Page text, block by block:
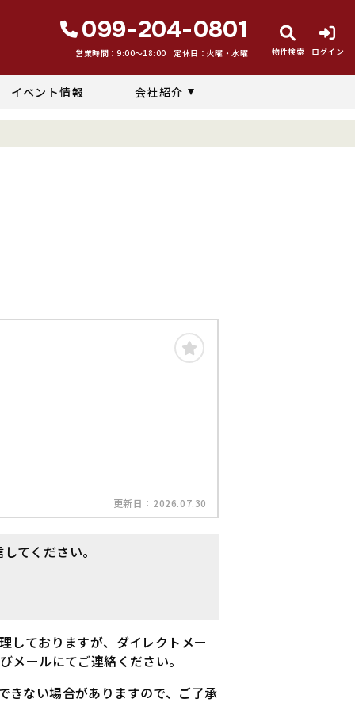
099-204-0801
営業時間：9:00〜18:00 定休日：火曜・水曜 物件検索 ログイン
イベント情報 会社紹介
更新日： 2026.07.30
てください。
しておりますが、ダイレクトメー
ールにてご連絡ください。
きない場合がありますので、ご了承